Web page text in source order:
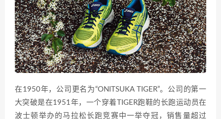
在1950年，公司更名为“ONITSUKA TIGER”。公司的第一
大突破是在1951年，一个穿着TIGER跑鞋的长跑运动员在
波士顿举办的马拉松长跑竞赛中一举夺冠，销售量超过